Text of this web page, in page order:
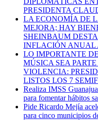
PRESIDENTA
LA ECONOMÍA DE
MEJORA; HAY
SHEINBAUM
INFLACIÓN ANUAL
LO IMPORTANTE
MÚSICA SEA
VIOLENCIA:
LISTOS LOS 7
Realiza IMSS
para fomentar hábitos
Pide Ricardo Mejía
para cinco municipios